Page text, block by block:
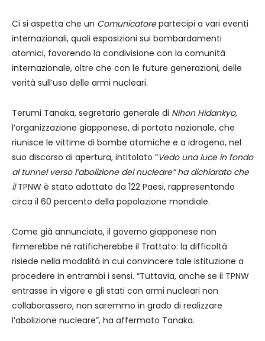
Ci si aspetta che un Comunicatorepartecipi a vari eventi
internazionali, quali esposizioni sui bombardamenti
atomici, favorendo la condivisione con la comunità
internazionale, oltre che con le future generazioni, delle
verità sull’uso delle armi nucleari.
Terumi Tanaka, segretario generale di Nihon Hidankyo,
l’organizzazione giapponese, di portata nazionale, che
riunisce le vittime di bombe atomiche e a idrogeno, nel
suo discorso di apertura, intitolato “Vedo una luce in fondo
al tunnel verso l’abolizione del nucleare”ha dichiarato che
ilTPNW è stato adottato da 122 Paesi, rappresentando
circa il 60 percento della popolazione mondiale.
Come già annunciato, il governo giapponese non
firmerebbe né ratificherebbe il Trattato: la difficoltà
risiede nella modalità in cui convincere tale istituzione a
procedere in entrambi i sensi. “Tuttavia, anche se il TPNW
entrasse in vigore e gli stati con armi nucleari non
collaborassero, non saremmo in grado di realizzare
l’abolizione nucleare”, ha affermato Tanaka.